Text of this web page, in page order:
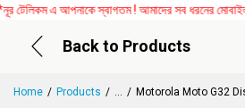
এ আপনাকে স্বাগতম ! আমাদের সব ধরনের মোবাইল
Back to Products
Home Products ... Motorola Moto G32